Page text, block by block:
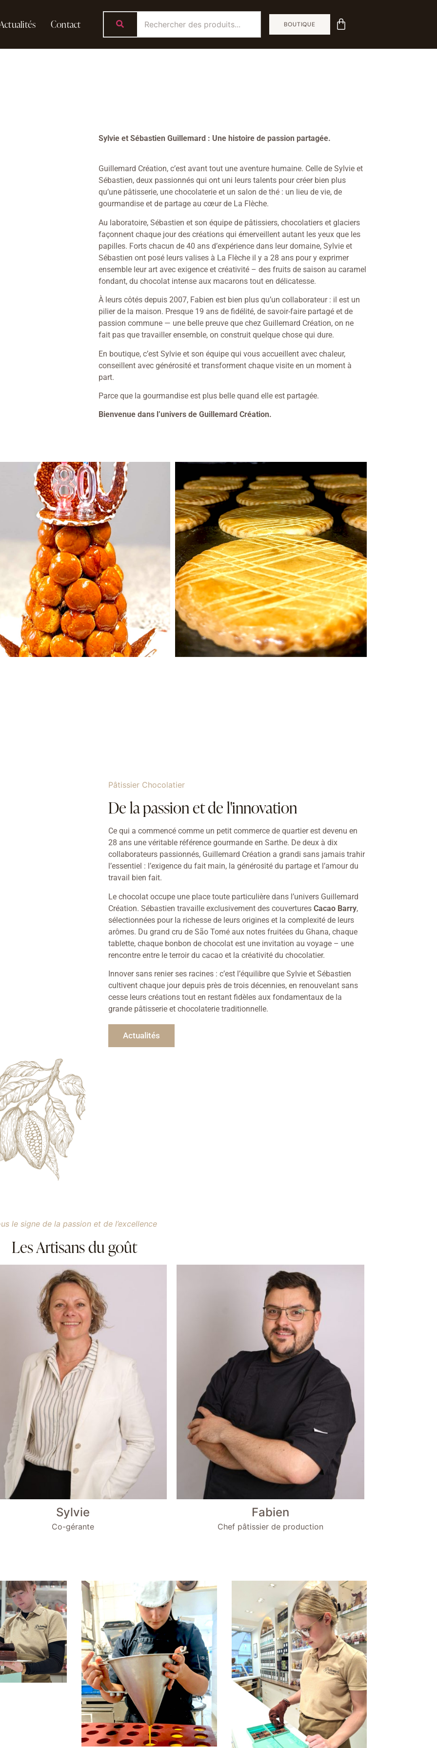
Contact BOUTIQUE
Sylvie et Sébastien Guillemard : Une histoire de passion partagée.
Guillemard Création, c’est avant tout une aventure humaine. Celle de Sylvie et
Sébastien, deux passionnés qui ont uni leurs talents pour créer bien plus
qu’une pâtisserie, une chocolaterie et un salon de thé : un lieu de vie, de
gourmandise et de partage au cœur de La Flèche.
Au laboratoire, Sébastien et son équipe de pâtissiers, chocolatiers et glaciers
façonnent chaque jour des créations qui émerveillent autant les yeux que les
papilles. Forts chacun de 40 ans d’expérience dans leur domaine, Sylvie et
Sébastien ont posé leurs valises à La Flèche il y a 28 ans pour y exprimer
ensemble leur art avec exigence et créativité – des fruits de saison au caramel
fondant, du chocolat intense aux macarons tout en délicatesse.
À leurs côtés depuis 2007, Fabien est bien plus qu’un collaborateur : il est un
pilier de la maison. Presque 19 ans de fidélité, de savoir-faire partagé et de
passion commune — une belle preuve que chez Guillemard Création, on ne
fait pas que travailler ensemble, on construit quelque chose qui dure.
En boutique, c’est Sylvie et son équipe qui vous accueillent avec chaleur,
conseillent avec générosité et transforment chaque visite en un moment à
part.
Parce que la gourmandise est plus belle quand elle est partagée.
Bienvenue dans l’univers de Guillemard Création.
Pâtissier Chocolatier
De la passion et de l'innovation
Ce qui a commencé comme un petit commerce de quartier est devenu en
28 ans une véritable référence gourmande en Sarthe. De deux à dix
collaborateurs passionnés, Guillemard Création a grandi sans jamais trahir
l’essentiel : l’exigence du fait main, la générosité du partage et l’amour du
travail bien fait.
Le chocolat occupe une place toute particulière dans l’univers Guillemard
Création. Sébastien travaille exclusivement des couvertures Cacao Barry,
sélectionnées pour la richesse de leurs origines et la complexité de leurs
arômes. Du grand cru de São Tomé aux notes fruitées du Ghana, chaque
tablette, chaque bonbon de chocolat est une invitation au voyage – une
rencontre entre le terroir du cacao et la créativité du chocolatier.
Innover sans renier ses racines : c’est l’équilibre que Sylvie et Sébastien
cultivent chaque jour depuis près de trois décennies, en renouvelant sans
cesse leurs créations tout en restant fidèles aux fondamentaux de la
grande pâtisserie et chocolaterie traditionnelle.
Actualités
le signe de la passion et de l’excellence
Les Artisans du goût
Sylvie
Co-gérante
Fabien
Chef pâtissier de production